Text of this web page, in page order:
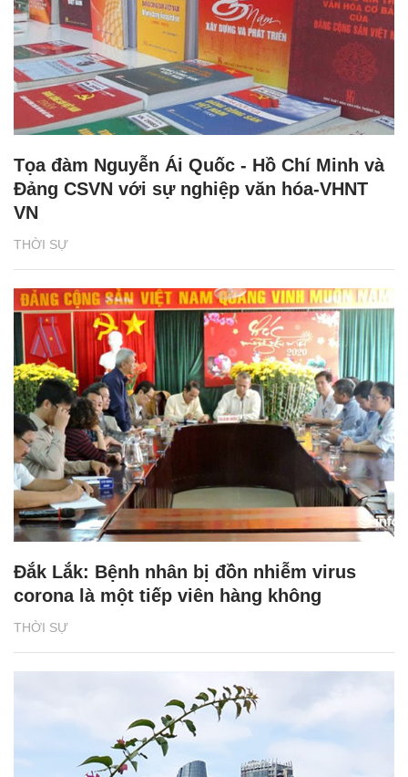
THỜI SỰ
Tọa đàm Nguyễn Ái Quốc - Hồ Chí Minh và
Đảng CSVN với sự nghiệp văn hóa-VHNT
VN
THỜI SỰ
Đắk Lắk: Bệnh nhân bị đồn nhiễm virus
corona là một tiếp viên hàng không